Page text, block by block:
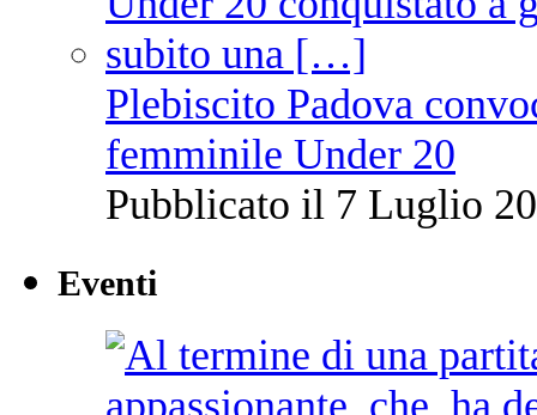
Plebiscito Padova
femminile Under 20
Pubblicato il 7 Luglio
Eventi